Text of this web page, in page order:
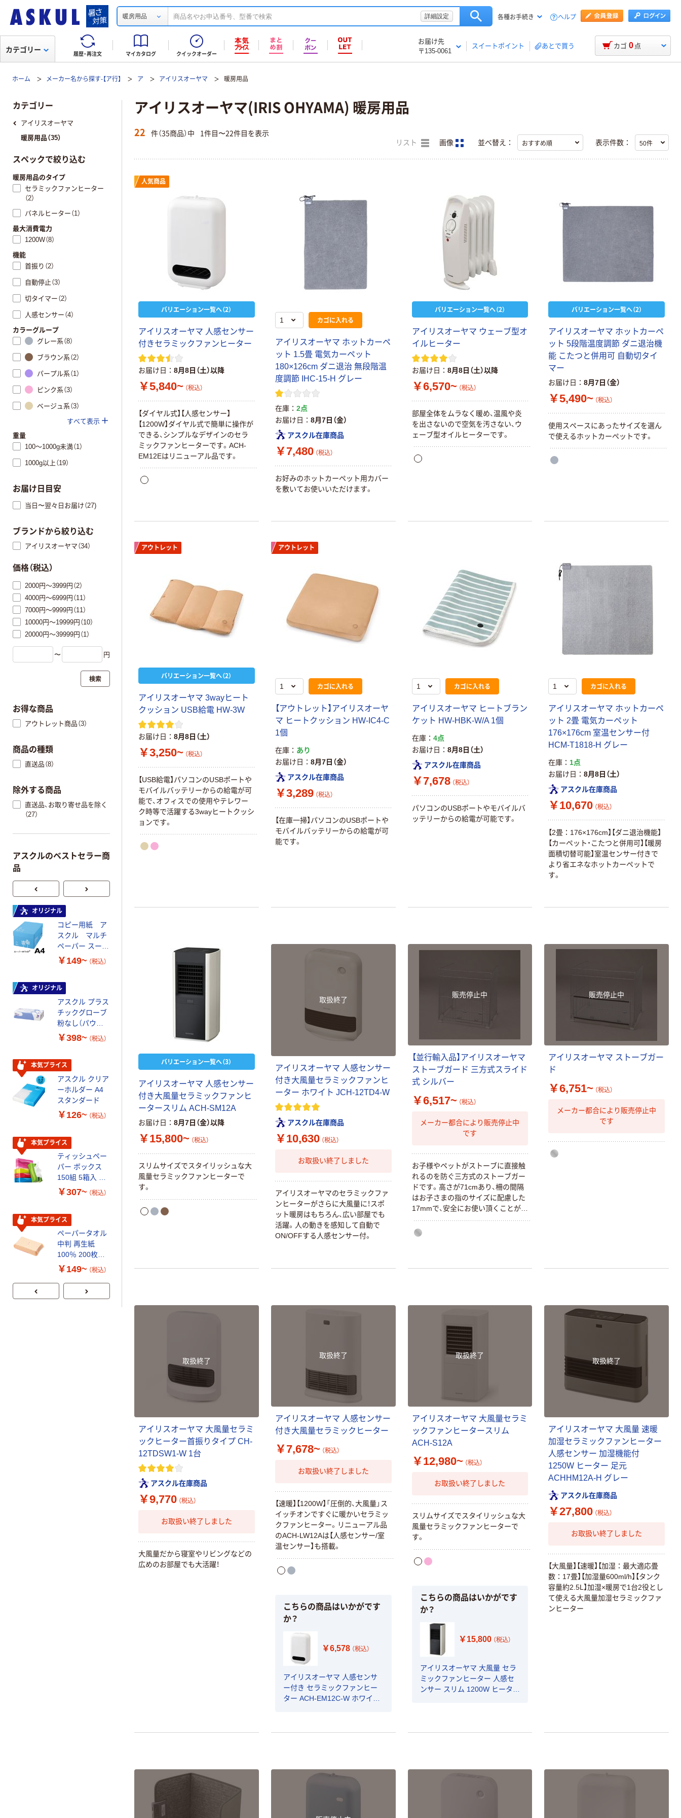
暖房用品 詳細設定 各種お手続き ヘルプ
履歴・再注文 マイカタログ クイックオーダー
お届け先
〒135-0061
スイートポイント あとで買う
カテゴリー カゴ 0 点
ホーム メーカー名から探す-【ア行】 ア アイリスオーヤマ 暖房用品
アイリスオーヤマ(IRIS OHYAMA) 暖房用品
22 件（35商品）中 1件目〜22件目を表示
リスト 画像 並べ替え： 表示件数：
人気商品
バリエーション一覧へ（2）
アイリスオーヤマ 人感センサー
付きセラミックファンヒーター
お届け日 8月8日（土）以降
￥5,840~ （税込）
【ダイヤル式】【人感センサー】
【1200W】ダイヤル式で簡単に操作が
できる、シンプルなデザインのセラ
ミックファンヒーターです。ACH-
EM12Eはリニューアル品です。
カゴに入れる
アイリスオーヤマ ホットカーペ
ット 1.5畳 電気カーペット
180×126cm ダニ退治 無段階温
度調節 IHC-15-H グレー
在庫
2点
お届け日
8月7日（金）
アスクル在庫商品
￥7,480 （税込）
お好みのホットカーペット用カバー
を敷いてお使いいただけます。
バリエーション一覧へ（2）
アイリスオーヤマ ウェーブ型オ
イルヒーター
お届け日 8月8日（土）以降
￥6,570~ （税込）
部屋全体をムラなく暖め、温風や炎
を出さないので空気を汚さない、ウ
ェーブ型オイルヒーターです。
バリエーション一覧へ（2）
アイリスオーヤマ ホットカーペ
ット 5段階温度調節 ダニ退治機
能 こたつと併用可 自動切タイ
マー
お届け日 8月7日（金）
￥5,490~ （税込）
使用スペースにあったサイズを選ん
で使えるホットカーペットです。
アウトレット
バリエーション一覧へ（2）
アイリスオーヤマ 3wayヒート
クッション USB給電 HW-3W
お届け日 8月8日（土）
￥3,250~ （税込）
【USB給電】パソコンのUSBポートや
モバイルバッテリーからの給電が可
能で、オフィスでの使用やテレワー
ク時等で活躍する3wayヒートクッシ
ョンです。
アウトレット
カゴに入れる
【アウトレット】アイリスオーヤ
マ ヒートクッション HW-IC4-C
1個
在庫
あり
お届け日
8月7日（金）
アスクル在庫商品
￥3,289 （税込）
【在庫一掃】パソコンのUSBポートや
モバイルバッテリーからの給電が可
能です。
カゴに入れる
アイリスオーヤマ ヒートブラン
ケット HW-HBK-W/A 1個
在庫
4点
お届け日
8月8日（土）
アスクル在庫商品
￥7,678 （税込）
パソコンのUSBポートやモバイルバ
ッテリーからの給電が可能です。
カゴに入れる
アイリスオーヤマ ホットカーペ
ット 2畳 電気カーペット
176×176cm 室温センサー付
HCM-T1818-H グレー
在庫
1点
お届け日
8月8日（土）
アスクル在庫商品
￥10,670 （税込）
【2畳：176×176cm】【ダニ退治機能】
【カーペット・こたつと併用可】【暖房
面積切替可能】室温センサー付きで
より省エネなホットカーペットで
す。
バリエーション一覧へ（3）
アイリスオーヤマ 人感センサー
付き大風量セラミックファンヒ
ータースリム ACH-SM12A
お届け日 8月7日（金）以降
￥15,800~ （税込）
スリムサイズでスタイリッシュな大
風量セラミックファンヒーターで
す。
取扱終了
アイリスオーヤマ 人感センサー
付き大風量セラミックファンヒ
ーター ホワイト JCH-12TD4-W
アスクル在庫商品
￥10,630 （税込）
お取扱い終了しました
アイリスオーヤマのセラミックファ
ンヒーターがさらに大風量に！スポ
ット暖房はもちろん、広い部屋でも
活躍。人の動きを感知して自動で
ON/OFFする人感センサー付。
販売停止中
【並行輸入品】アイリスオーヤマ
ストーブガード 三方式スライド
式 シルバー
￥6,517~ （税込）
メーカー都合により販売停止中
です
お子様やペットがストーブに直接触
れるのを防ぐ三方式のストーブガー
ドです。高さが71cmあり、柵の間隔
はお子さまの指のサイズに配慮した
17mmで、安全にお使い頂くことが出
来ます。脚にはすべりにくい素材を
使用しています。前面の扉はスライ
んで収納できます。
販売停止中
アイリスオーヤマ ストーブガー
ド
￥6,751~ （税込）
メーカー都合により販売停止中
です
取扱終了
アイリスオーヤマ 大風量セラミ
ックヒーター首振りタイプ CH-
12TDSW1-W 1台
アスクル在庫商品
￥9,770 （税込）
お取扱い終了しました
大風量だから寝室やリビングなどの
広めのお部屋でも大活躍！
取扱終了
アイリスオーヤマ 人感センサー
付き大風量セラミックヒーター
￥7,678~ （税込）
お取扱い終了しました
【速暖】【1200W】「圧倒的、大風量」ス
イッチオンですぐに暖かいセラミッ
クファンヒーター。リニューアル品
のACH-LW12Aは【人感センサー/室
温センサー】も搭載。
こちらの商品はいかがです
か？
￥6,578 （税込）
アイリスオーヤマ 人感センサ
ー付き セラミックファンヒー
ター ACH-EM12C-W ホワイト
取扱終了
アイリスオーヤマ 大風量セラミ
ックファンヒータースリム
ACH-S12A
￥12,980~ （税込）
お取扱い終了しました
スリムサイズでスタイリッシュな大
風量セラミックファンヒーターで
す。
こちらの商品はいかがです
か？
￥15,800 （税込）
アイリスオーヤマ 大風量 セラ
ミックファンヒーター 人感セ
ンサー スリム 1200W ヒーター
取扱終了
アイリスオーヤマ 大風量 速暖
加湿セラミックファンヒーター
人感センサー 加湿機能付
1250W ヒーター 足元
ACHHM12A-H グレー
アスクル在庫商品
￥27,800 （税込）
お取扱い終了しました
【大風量】【速暖】【加湿：最大適応畳
数：17畳】【加湿量600ml/h】【タンク
容量約2.5L】加湿×暖房で1台2役とし
て使える大風量加湿セラミックファ
ンヒーター
カテゴリー
アイリスオーヤマ
暖房用品（35）
スペックで絞り込む
暖房用品のタイプ
セラミックファンヒーター
（2）
パネルヒーター（1）
最大消費電力
1200W（8）
機能
首振り（2）
自動停止（3）
切タイマー（2）
人感センサー（4）
カラーグループ
グレー系（8）
ブラウン系（2）
パープル系（1）
ピンク系（3）
ベージュ系（3）
すべて表示
重量
100～1000g未満（1）
1000g以上（19）
お届け日目安
当日〜翌々日お届け（27)
ブランドから絞り込む
アイリスオーヤマ（34）
価格（税込）
2000円～3999円（2）
4000円～6999円（11）
7000円～9999円（11）
10000円～19999円（10）
20000円～39999円（1）
〜 円
検索
お得な商品
アウトレット商品（3）
商品の種類
直送品（8）
除外する商品
直送品、お取り寄せ品を除く
（27）
アスクルのベストセラー商
品
オリジナル
コピー用紙 ア
スクル マルチ
ペーパー スーパ
ーホワイト+
￥149~ （税込）
オリジナル
アスクル プラス
チックグローブ
粉なし（パウダ
ーフリー）
￥398~ （税込）
本気プライス
アスクル クリア
ーホルダー A4
スタンダード
￥126~ （税込）
本気プライス
ティッシュペー
パー ボックス
150組 5箱入 ア
スクル スマート
証
￥307~ （税込）
本気プライス
ペーパータオル
中判 再生紙
100％ 200枚
FSC認証 シング
企画 オリジナル
￥149~ （税込）
スーパーエコノ
トイレットペー
100% 6ロール
リサイクル100
芯あり FSC認
証
￥446~ （税込）
本気プライス
アスクル 耳にや
さしい やわらか
いマスク
本気プライス
トイレットペー
パー シングル
120ｍ 再生紙
リサイクル100
芯あり FSC認
￥298~ （税込）
定モデル) 蛍光
嬬恋銘水 ナチュ
ラルミネラルウ
ォーター 500ml
キャップシール
レス 10本
オリジナル
スズラン 酒精綿
G バルクタイプ
指定医薬部外品
￥140~ （税込）
サントリー 天然
トル
￥686~ （税込）
本気プライス
ファーストレイ
ト ニトリルグ
クルオリジナル
（税込）
本気プライス
ティッシュペー
パー ボックス
モカ 200組 5個
ナルティッシュ
【アスクル限定】
ファーストレイ
ト ニトリルグ
ローブ ブル
ー 粉なし（パ
ウダーフリー）
￥698~ （税込）
オリジナル
アスクル 検査用
ート 大王製紙
プ
￥145~
ペーパー スーパ
アスクル プラス
チックグローブ
粉なし（パウダ
ーホルダー A4
￥126~ （税込）
本気プライス
￥149~ （税込）